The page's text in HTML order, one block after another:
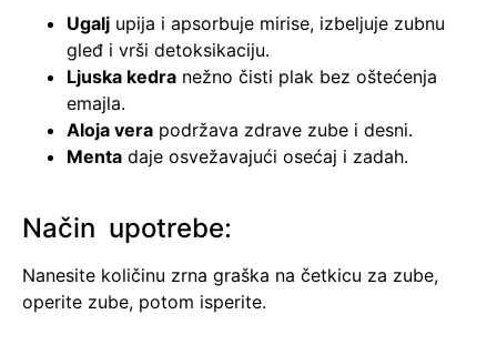
Ugalj upija i apsorbuje mirise, izbeljuje zubnu
gleđ i vrši detoksikaciju.
Ljuska kedra nežno čisti plak bez oštećenja
emajla.
Aloja vera podržava zdrave zube i desni.
Menta daje osvežavajući osećaj i zadah.
Način upotrebe:
Nanesite količinu zrna graška na četkicu za zube,
operite zube, potom isperite.